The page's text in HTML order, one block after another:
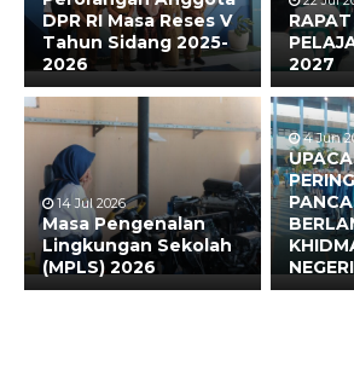
DPR RI Masa Reses V
Tahun Sidang 2025-
2026
2027
14 Jul 2026
Masa Pengenalan
Lingkungan Sekolah
(MPLS) 2026
4 Jun